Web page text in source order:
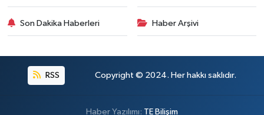
Son Dakika Haberleri Haber Arşivi
RSS Copyright © 2024. Her hakkı saklıdır.
Haber Yazılımı: TE Bilişim